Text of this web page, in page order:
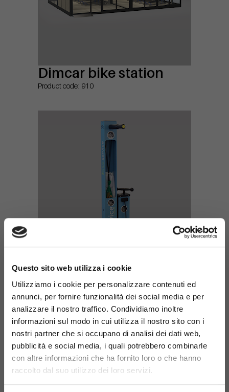
Questo sito web utilizza i cookie
Utilizziamo i cookie per personalizzare contenuti ed
annunci, per fornire funzionalità dei social media e per
analizzare il nostro traffico. Condividiamo inoltre
informazioni sul modo in cui utilizza il nostro sito con i
nostri partner che si occupano di analisi dei dati web,
pubblicità e social media, i quali potrebbero combinarle
con altre informazioni che ha fornito loro o che hanno
raccolto dal suo utilizzo dei loro servizi.
Dimcar bike station
Product code: 910
Bike service column for
maintenance
Product code: 912-M